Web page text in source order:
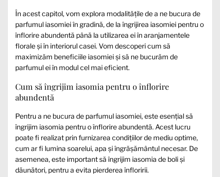
În acest capitol, vom explora modalitățile de a ne bucura de
parfumul iasomiei în gradină, de la îngrijirea iasomiei pentru o
înflorire abundentă până la utilizarea ei în aranjamentele
florale și în interiorul casei. Vom descoperi cum să
maximizăm beneficiile iasomiei și să ne bucurăm de
parfumul ei în modul cel mai eficient.
Cum să îngrijim iasomia pentru o înflorire
abundentă
Pentru a ne bucura de parfumul iasomiei, este esențial să
îngrijim iasomia pentru o înflorire abundentă. Acest lucru
poate fi realizat prin furnizarea condițiilor de mediu optime,
cum ar fi lumina soarelui, apa și îngrășământul necesar. De
asemenea, este important să îngrijim iasomia de boli și
dăunători, pentru a evita pierderea înfloririi.